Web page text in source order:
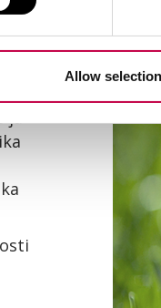
Allow selection
ja